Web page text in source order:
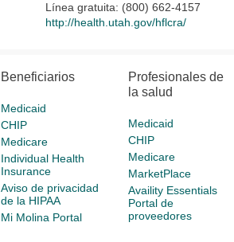
Línea gratuita: (800) 662-4157
http://health.utah.gov/hflcra/
Beneficiarios
Medicaid
CHIP
Medicare
Individual Health
Insurance
Aviso de privacidad
de la HIPAA
Mi Molina Portal
Profesionales de
la salud
Medicaid
CHIP
Medicare
MarketPlace
Availity Essentials
Portal de
proveedores